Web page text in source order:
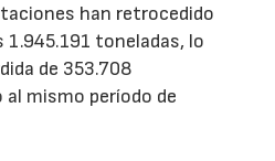
han retrocedido
1.945.191 toneladas, lo
de 353.708
mismo período de